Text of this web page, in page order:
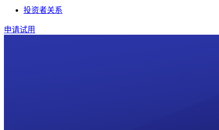
投资者关系
申请试用